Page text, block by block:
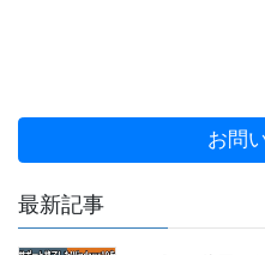
お問
最新記事